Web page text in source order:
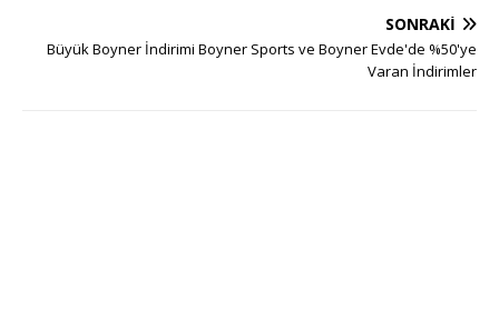
SONRAKI
Büyük Boyner İndirimi Boyner Sports ve Boyner Evde'de %50'ye
Varan İndirimler